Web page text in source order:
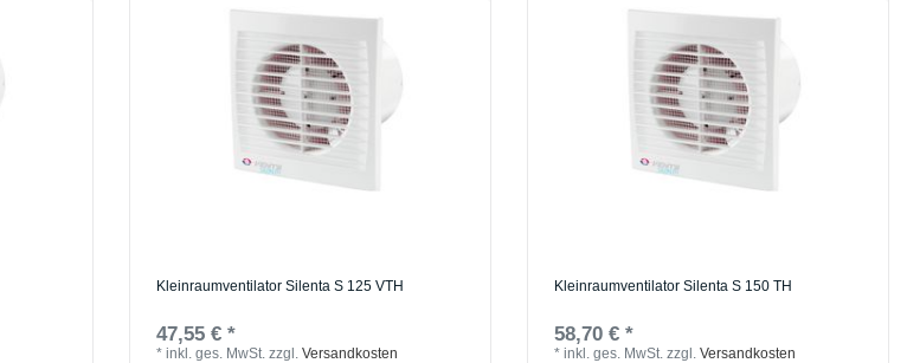
Kleinraumventilator Silenta S 125 VTH
47,55 € *
*inkl. ges. MwSt. zzgl.Versandkosten
Kleinraumventilator Silenta S 150 TH
58,70 € *
*inkl. ges. MwSt. zzgl.Versandkosten